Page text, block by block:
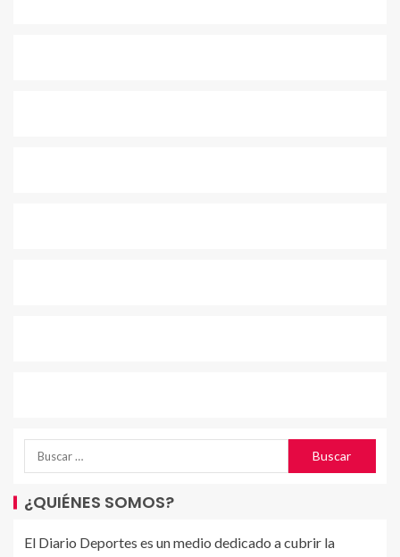
¿QUIÉNES SOMOS?
El Diario Deportes es un medio dedicado a cubrir la